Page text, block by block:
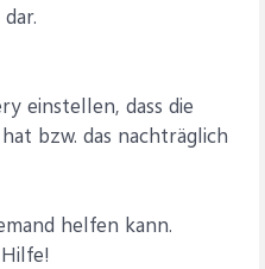
einstellen, dass die
bzw. das nachträglich
helfen kann.